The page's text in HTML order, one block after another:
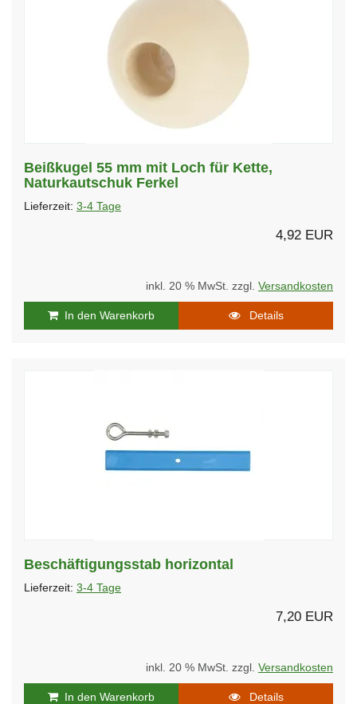
Beißkugel 55 mm mit Loch für Kette,
Naturkautschuk Ferkel
Lieferzeit: 3-4 Tage
4,92 EUR
inkl. 20 % MwSt. zzgl. Versandkosten
In den Warenkorb Details
Beschäftigungsstab horizontal
Lieferzeit: 3-4 Tage
7,20 EUR
inkl. 20 % MwSt. zzgl. Versandkosten
In den Warenkorb Details